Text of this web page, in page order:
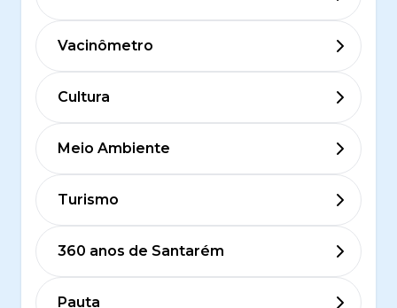
Vacinômetro
Cultura
Meio Ambiente
Turismo
360 anos de Santarém
Pauta